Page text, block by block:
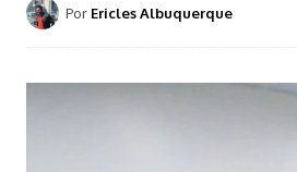
Por Ericles Albuquerque